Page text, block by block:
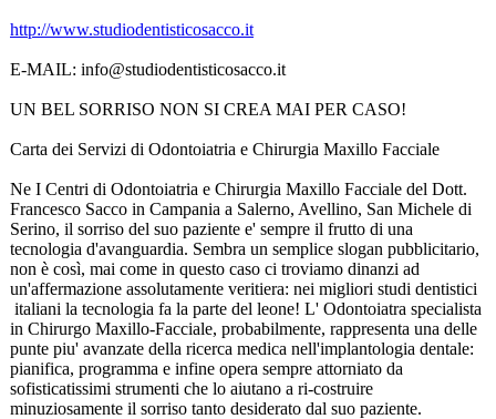
http://www.studiodentisticosacco.it
E-MAIL: info@studiodentisticosacco.it
UN BEL SORRISO NON SI CREA MAI PER CASO!
Carta dei Servizi di Odontoiatria e Chirurgia Maxillo Facciale
Ne I Centri di Odontoiatria e Chirurgia Maxillo Facciale del Dott.
Francesco Sacco in Campania a Salerno, Avellino, San Michele di
Serino, il sorriso del suo paziente e' sempre il frutto di una
tecnologia d'avanguardia. Sembra un semplice slogan pubblicitario,
non è così, mai come in questo caso ci troviamo dinanzi ad
un'affermazione assolutamente veritiera: nei migliori studi dentistici
italiani la tecnologia fa la parte del leone! L' Odontoiatra specialista
in Chirurgo Maxillo-Facciale, probabilmente, rappresenta una delle
punte piu' avanzate della ricerca medica nell'implantologia dentale:
pianifica, programma e infine opera sempre attorniato da
sofisticatissimi strumenti che lo aiutano a ri-costruire
minuziosamente il sorriso tanto desiderato dal suo paziente.